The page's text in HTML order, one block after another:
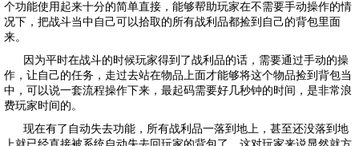
个功能使用起来十分的简单直接，能够帮助玩家在不需要手动操作的情
况下，把战斗当中自己可以拾取的所有战利品都捡到自己的背包里面
来。
因为平时在战斗的时候玩家得到了战利品的话，需要通过手动的操
作，让自己的任务，走过去站在物品上面才能够将这个物品捡到背包当
中，可以说一套流程操作下来，最起码需要好几秒钟的时间，是非常浪
费玩家时间的。
现在有了自动失去功能，所有战利品一落到地上，甚至还没落到地